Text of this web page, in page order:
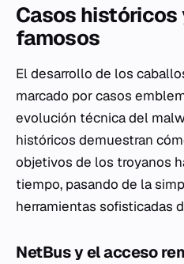
Casos históricos
famosos
El desarrollo de los
marcado por casos
evolución técnica del
históricos demuestran
objetivos de los troyanos
tiempo, pasando de la
herramientas sofisticadas
NetBus y el acceso